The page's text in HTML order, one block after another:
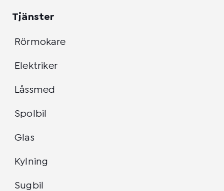
Tjänster
Rörmokare
Elektriker
Låssmed
Spolbil
Glas
Kylning
Sugbil